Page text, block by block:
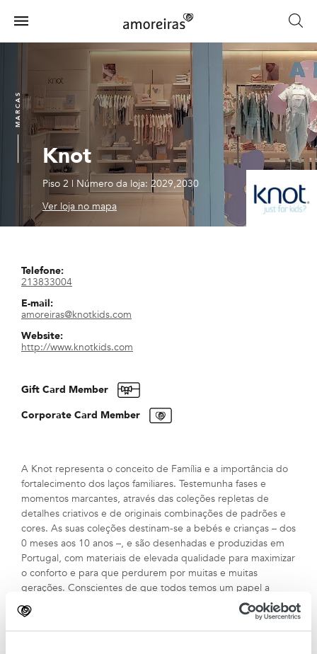
main
content
Home
Menu
Knot
Piso 2 | Número da loja: 2029,2030
Ver loja no mapa
MARCAS
Telefone:
213833004
E-mail:
amoreiras@knotkids.com
Website:
http://www.knotkids.com
Gift Card Member
Corporate Card Member
A Knot representa o conceito de Família e a importância do
fortalecimento dos laços familiares. Testemunha fases e
momentos marcantes, através das coleções repletas de
detalhes criativos e de originais combinações de padrões e
cores. As suas coleções destinam-se a bebés e crianças – dos
0 meses aos 10 anos –, e são desenhadas e produzidas em
Portugal, com materiais de elevada qualidade para maximizar
o conforto e para que perdurem por muitas e muitas
gerações. Conscientes de que todos temos um papel a
cumprir na sociedade e que hoje, impreterivelmente,
devemos proteger e cuidar do nosso Planeta, tem vindo a
desenvolver projetos que visam evitar o desperdício: venda